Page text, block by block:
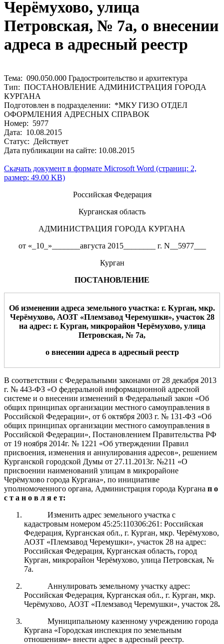
Черёмухово, улица
Петровская, № 7а, о внесении
адреса в адресный реестр
Тема: 090.050.000 Градостроительство и архитектура
Тип: ПОСТАНОВЛЕНИЕ АДМИНИСТРАЦИЯ ГОРОДА
КУРГАНА
Подготовлен в подразделении: *МКУ ГИЗО ОТДЕЛ
ОФОРМЛЕНИЯ АДРЕСНЫХ СПРАВОК
Номер: 5977
Дата: 10.08.2015
Статус: Действует
Дата публикации на сайте: 10.08.2015
Скачать документ в формате Microsoft Word (страниц: 2,
размер: 49.00 KB)
Российская Федерация
Курганская область
АДМИНИСТРАЦИЯ ГОРОДА КУРГАНА
от «_10_»_______августа 2015________ г. N__5977___
Курган
ПОСТАНОВЛЕНИЕ
Об изменении адреса земельного участка: г. Курган, мкр.
Черёмухово, АОЗТ «Племзавод Черемушки», участок 28
на адрес: г. Курган, микрорайон Черёмухово, улица
Петровская, № 7а,
о внесении адреса в адресный реестр
В соответствии с Федеральными законами от 28 декабря 2013
г. № 443-ФЗ «О федеральной информационной адресной
системе и о внесении изменений в Федеральный закон «Об
общих принципах организации местного самоуправления в
Российской Федерации», от 6 октября 2003 г. № 131-ФЗ «Об
общих принципах организации местного самоуправления в
Российской Федерации», Постановлением Правительства РФ
от 19 ноября 2014г. № 1221 «Об утверждении Правил
присвоения, изменения и аннулирования адресов», решением
Курганской городской Думы от 27.11.2013г. №211 «О
присвоении наименований улицам в микрорайоне
Черёмухово города Кургана», по инициативе
уполномоченного органа, Администрация города Кургана п о
с т а н о в л я е т:
Изменить адрес земельного участка с
кадастровым номером 45:25:110306:261: Российская
Федерация, Курганская обл., г. Курган, мкр. Черёмухово,
АОЗТ «Племзавод Черемушки», участок 28 на адрес:
Российская Федерация, Курганская область, город
Курган, микрорайон Черёмухово, улица Петровская, №
7а.
Аннулировать земельному участку адрес:
Российская Федерация, Курганская обл., г. Курган, мкр.
Черёмухово, АОЗТ «Племзавод Черемушки», участок 28.
Муниципальному казенному учреждению города
Кургана «Городская инспекция по земельным
отношениям» внести адрес в адресный реестр.